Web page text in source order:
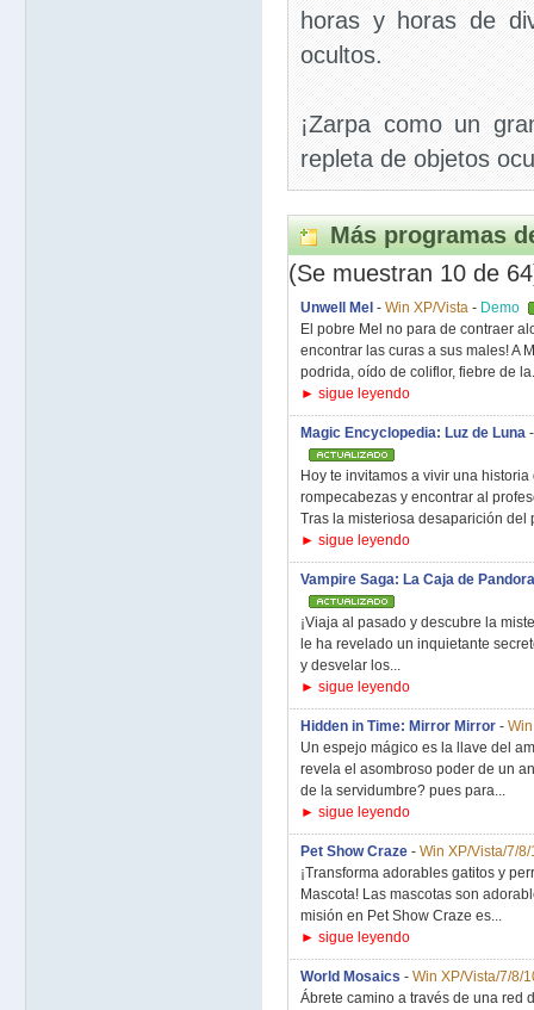
horas y horas de
ocultos.
¡Zarpa como un
repleta de objetos
Más programas
(Se muestran 10 de
Unwell Mel - Win XP/Vista - Demo
El pobre Mel no para de contraer
encontrar las curas a sus males! A
podrida, oído de coliflor, fiebre de
► sigue leyendo
Magic Encyclopedia: Luz de Luna
Hoy te invitamos a vivir una
rompecabezas y encontrar al
Tras la misteriosa desaparición del
► sigue leyendo
Vampire Saga: La Caja de Pandora
¡Viaja al pasado y descubre la
le ha revelado un inquietante
y desvelar los...
► sigue leyendo
Hidden in Time: Mirror Mirror -
Un espejo mágico es la llave del
revela el asombroso poder de un
de la servidumbre? pues para...
► sigue leyendo
Pet Show Craze - Win XP/Vista/7/8/
¡Transforma adorables gatitos y
Mascota! Las mascotas son
misión en Pet Show Craze es...
► sigue leyendo
World Mosaics - Win XP/Vista/7/8/
Ábrete camino a través de una red